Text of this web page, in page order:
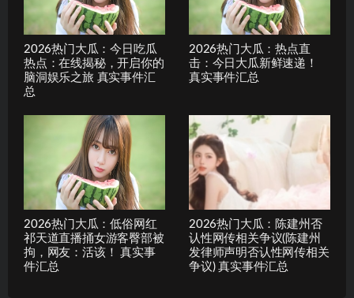
2026热门大瓜：今日吃瓜
热点：在线揭秘，开启你的
脑洞娱乐之旅 真实事件汇
总
2026热门大瓜：热点直
击：今日大瓜新鲜速递！
真实事件汇总
2026热门大瓜：低俗网红
祁天道直播捅女游客臀部被
拘，网友：活该！ 真实事
件汇总
2026热门大瓜：陈建州否
认性网传相关争议(陈建州
发律师声明否认性网传相关
争议) 真实事件汇总